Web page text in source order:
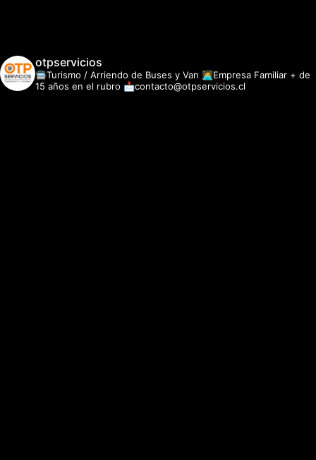
otpservicios
🚍Turismo / Arriendo de Buses y Van 👩‍💻Empresa Familiar + de
15 años en el rubro 📩contacto@otpservicios.cl